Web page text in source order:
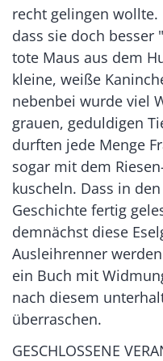
recht gelingen
dass sie doch besser
tote Maus aus dem
kleine, weiße
nebenbei wurde viel
grauen, geduldigen
durften jede Menge
sogar mit dem
kuscheln. Dass in
Geschichte fertig
demnächst diese
Ausleihrenner
ein Buch mit
nach diesem
überraschen.
GESCHLOSSENE